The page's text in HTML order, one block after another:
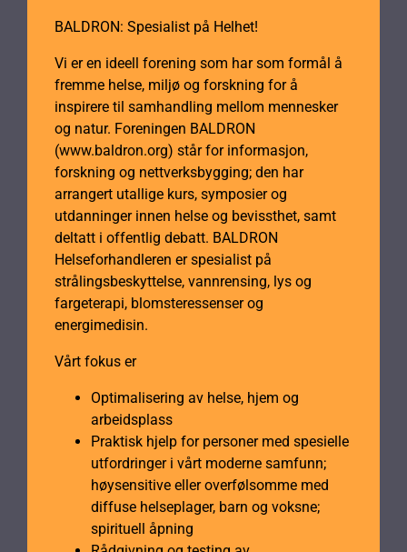
BALDRON: Spesialist på Helhet!
Vi er en ideell forening som har som formål å
fremme helse, miljø og forskning for å
inspirere til samhandling mellom mennesker
og natur. Foreningen BALDRON
(www.baldron.org) står for informasjon,
forskning og nettverksbygging; den har
arrangert utallige kurs, symposier og
utdanninger innen helse og bevissthet, samt
deltatt i offentlig debatt. BALDRON
Helseforhandleren er spesialist på
strålingsbeskyttelse, vannrensing, lys og
fargeterapi, blomsteressenser og
energimedisin.
Vårt fokus er
Optimalisering av helse, hjem og
arbeidsplass
Praktisk hjelp for personer med spesielle
utfordringer i vårt moderne samfunn;
høysensitive eller overfølsomme med
diffuse helseplager, barn og voksne;
spirituell åpning